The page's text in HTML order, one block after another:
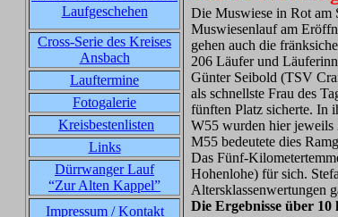
Laufgeschehen
Cross-Serie des Kreises
Ansbach
Lauftermine
Fotogalerie
Kreisbestenlisten
Links
Dürrwanger Lauf
“Zur Alten Kappel”
Impressum / Kontakt
Die Muswiese in Rot am
Muswiesenlauf am
gehen auch die
206 Läufer und
Günter Seibold (TSV
als schnellste Frau des
fünften Platz sicherte. In
W55 wurden hier jeweils
M55 bedeutete dies
Das Fünf-
Hohenlohe) für sich.
Altersklassenwertungen
Die Ergebnisse über 10